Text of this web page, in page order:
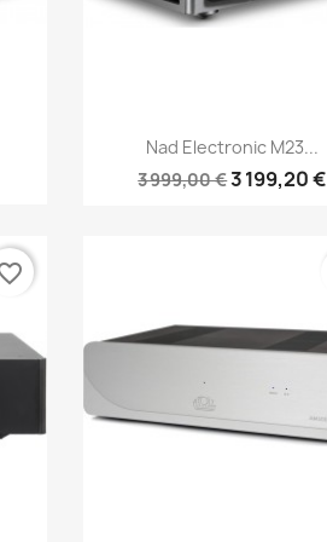
 Aperçu rapide
Nad Electronic M23...
3 999,00 €3 199,20 €